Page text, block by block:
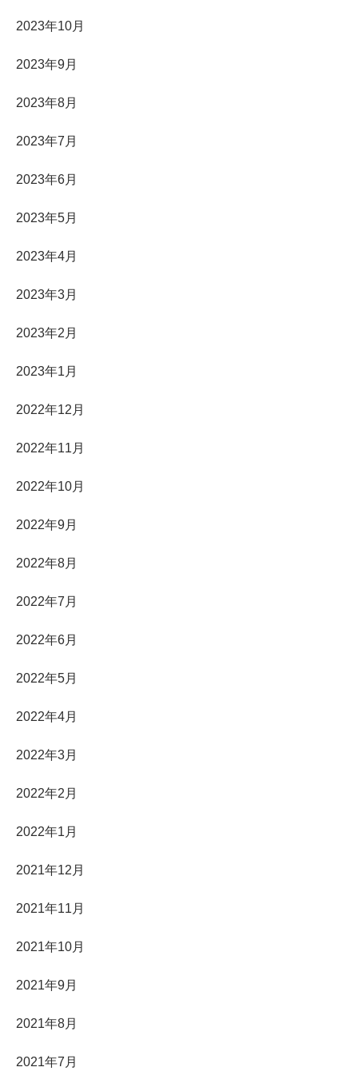
2023年10月
2023年9月
2023年8月
2023年7月
2023年6月
2023年5月
2023年4月
2023年3月
2023年2月
2023年1月
2022年12月
2022年11月
2022年10月
2022年9月
2022年8月
2022年7月
2022年6月
2022年5月
2022年4月
2022年3月
2022年2月
2022年1月
2021年12月
2021年11月
2021年10月
2021年9月
2021年8月
2021年7月